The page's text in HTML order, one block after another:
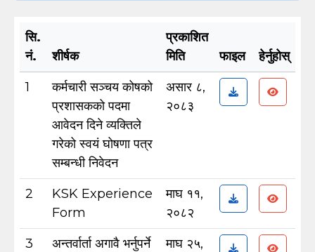
सि.
नं.
शीर्षक
प्रकाशित
मिति
फाइल
हेर्नुहोस्
1
कर्मचारी सञ्चय कोषको
प्रशासकको पदमा
आवेदन दिने व्यक्तिले
गरेको स्वयं घोषणा पत्र
सम्बन्धी निवेदन
असार ८,
२०८३
2
KSK Experience
Form
माघ ११,
२०८२
3
अन्तर्वार्ता अगावै भर्नुपर्ने
माघ २५,